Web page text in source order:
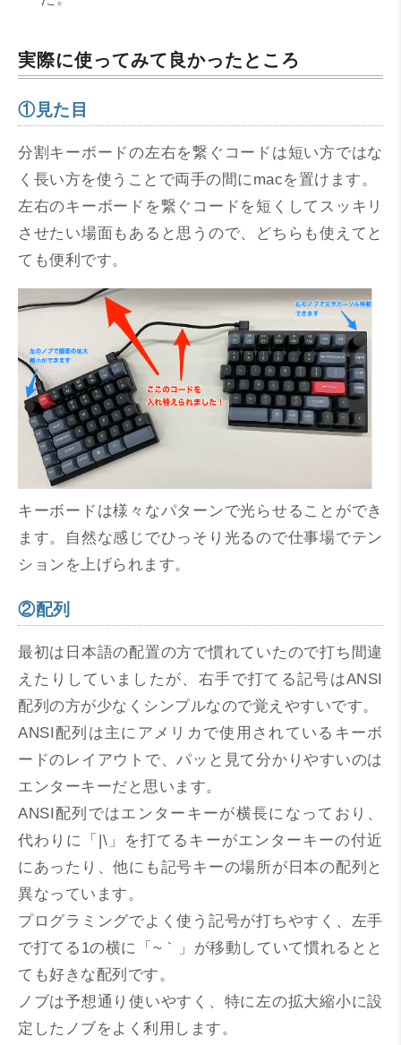
実際に使ってみて良かったところ
①見た目
分割キーボードの左右を繋ぐコードは短い方ではな
く長い方を使うことで両手の間にmacを置けます。
左右のキーボードを繋ぐコードを短くしてスッキリ
させたい場面もあると思うので、どちらも使えてと
ても便利です。
キーボードは様々なパターンで光らせることができ
ます。自然な感じでひっそり光るので仕事場でテン
ションを上げられます。
②配列
最初は日本語の配置の方で慣れていたので打ち間違
えたりしていましたが、右手で打てる記号はANSI
配列の方が少なくシンプルなので覚えやすいです。
ANSI配列は主にアメリカで使用されているキーボ
ードのレイアウトで、パッと見て分かりやすいのは
エンターキーだと思います。
ANSI配列ではエンターキーが横長になっており、
代わりに「|\」を打てるキーがエンターキーの付近
にあったり、他にも記号キーの場所が日本の配列と
異なっています。
プログラミングでよく使う記号が打ちやすく、左手
で打てる1の横に「~｀」が移動していて慣れるとと
ても好きな配列です。
ノブは予想通り使いやすく、特に左の拡大縮小に設
定したノブをよく利用します。